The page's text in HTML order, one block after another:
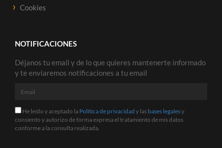
Cookies
NOTIFICACIONES
Déjanos tu email y de lo que quieres mantenerte informado
y te enviaremos notificaciones a tu email
Email
He
leído
y
He leído y aceptado la Política de privacidad y las bases legalesy
consiento y autorizo de forma expresa el tratamiento de mis datos
conforme a la consulta realizada.